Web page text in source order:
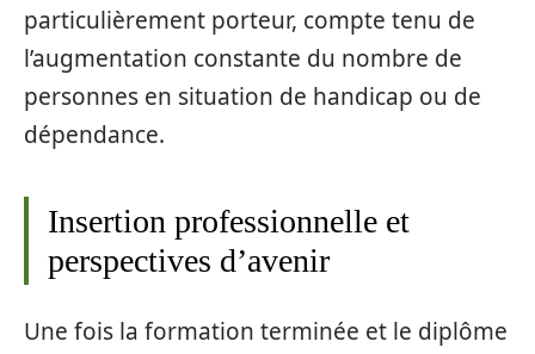
particulièrement porteur, compte tenu de
l’augmentation constante du nombre de
personnes en situation de handicap ou de
dépendance.
Insertion professionnelle et
perspectives d’avenir
Une fois la formation terminée et le diplôme